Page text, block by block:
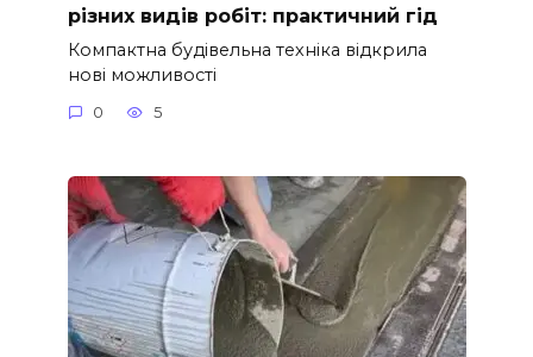
різних видів робіт: практичний гід
Компактна будівельна техніка відкрила
нові можливості
0 5